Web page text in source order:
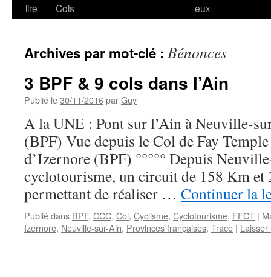
lire
Cols
eux
Archives par mot-clé : Bénonces
3 BPF & 9 cols dans l’Ain
Publié le30/11/2016parGuy
A la UNE : Pont sur l’Ain à Neuville-
(BPF) Vue depuis le Col de Fay
d’Izernore (BPF) °°°°° Depuis
cyclotourisme, un circuit de 158 Km et
permettant de réaliser … Continuer la
Publié dans BPF, CCC, Col, Cyclisme, Cyclotourisme, FFCT |
Izernore, Neuville-sur-Ain, Provinces françaises, Trace |